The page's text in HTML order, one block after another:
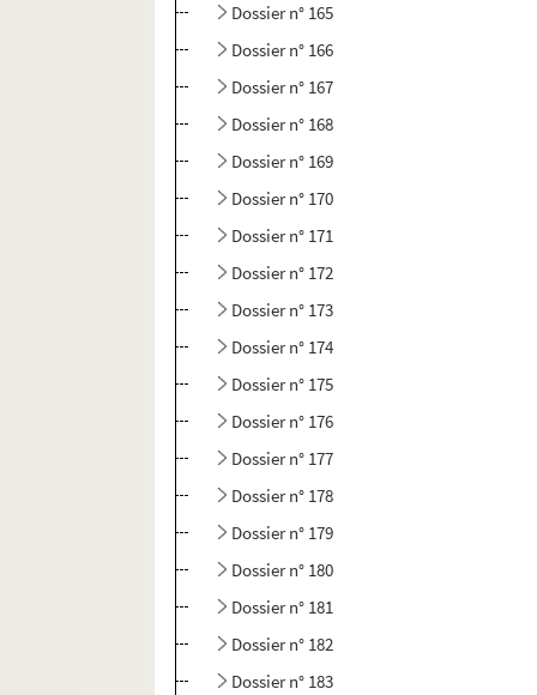
Dossier n° 165
Dossier n° 166
Dossier n° 167
Dossier n° 168
Dossier n° 169
Dossier n° 170
Dossier n° 171
Dossier n° 172
Dossier n° 173
Dossier n° 174
Dossier n° 175
Dossier n° 176
Dossier n° 177
Dossier n° 178
Dossier n° 179
Dossier n° 180
Dossier n° 181
Dossier n° 182
Dossier n° 183